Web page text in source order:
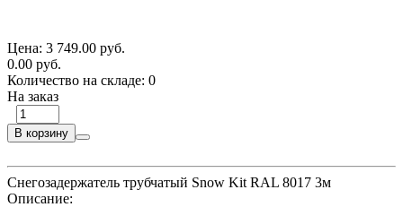
Цена: 3 749.00 руб.
0.00 руб.
Количество на складе: 0
На заказ
В корзину
Снегозадержатель трубчатый Snow Kit RAL 8017 3м
Описание: